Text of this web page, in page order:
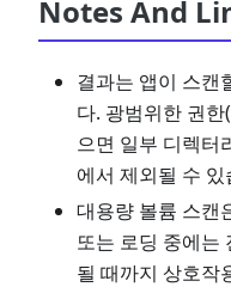
Notes And
결과는 앱이 스캔
다. 광범위한 권
으면 일부 디렉터
에서 제외될 수 있
대용량 볼륨 스캔
또는 로딩 중에는
될 때까지 상호작